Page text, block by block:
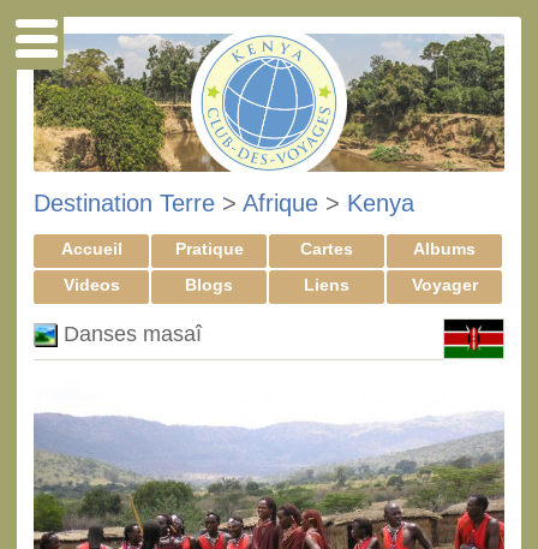
Destination Terre > Afrique > Kenya
Accueil Pratique Cartes
Albums
Videos
Blogs Liens Voyager
Danses masaî